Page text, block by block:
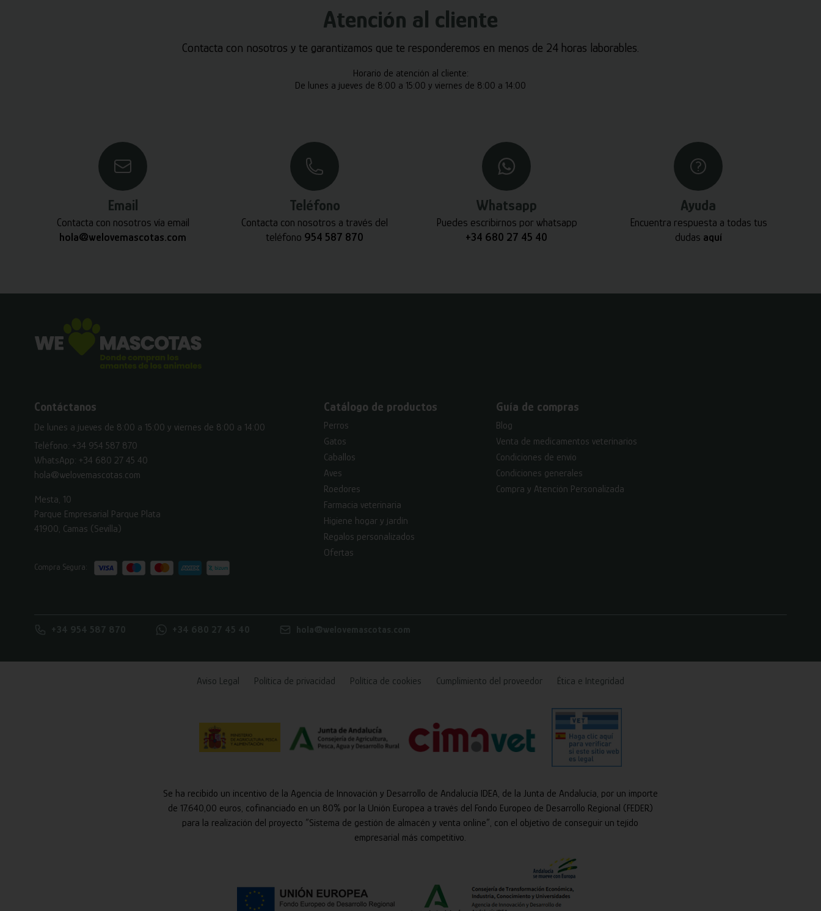
Atención al cliente
Contacta con nosotros y te garantizamos que te responderemos en menos de 24 horas laborables.
Horario de atención al cliente:
De lunes a jueves de 8:00 a 15:00 y viernes de 8:00 a 14:00
Email
Contacta con nosotros vía email
hola@welovemascotas.com
Teléfono
Contacta con nosotros a través del
teléfono 954 587 870
Whatsapp
Puedes escribirnos por whatsapp
+34 680 27 45 40
Ayuda
Encuentra respuesta a todas tus
dudas aquí
Contáctanos
De lunes a jueves de 8:00 a 15:00 y viernes de 8:00 a 14:00
Teléfono: +34 954 587 870
WhatsApp: +34 680 27 45 40
hola@welovemascotas.com
Mesta, 10
Parque Empresarial Parque Plata
41900, Camas (Sevilla)
Compra Segura:
Catálogo de productos
Perros
Gatos
Caballos
Aves
Roedores
Farmacia veterinaria
Higiene hogar y jardín
Regalos personalizados
Ofertas
Guía de compras
Blog
Venta de medicamentos veterinarios
Condiciones de envío
Condiciones generales
Compra y Atención Personalizada
+34 954 587 870 +34 680 27 45 40 hola@welovemascotas.com
Aviso Legal Política de privacidad Política de cookies Cumplimiento del proveedor Ética e Integridad
Se ha recibido un incentivo de la Agencia de Innovación y Desarrollo de Andalucía IDEA, de la Junta de Andalucía, por un importe
de 17.640,00 euros, cofinanciado en un 80% por la Unión Europea a través del Fondo Europeo de Desarrollo Regional (FEDER)
para la realización del proyecto “Sistema de gestión de almacén y venta online”, con el objetivo de conseguir un tejido
empresarial más competitivo.